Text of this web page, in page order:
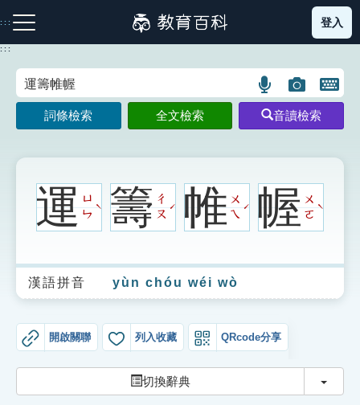
到
主
:::
注音索引圖示 筆畫索引圖示 部首索引表圖示
生字詞彙表
成語故事
索引選單
登入
:::
語
言
搜
示
圖
片
搜
示
開
鍵
圖
詞條檢索 全文檢索 音讀檢索
運ㄩ
ㄣ
ˋ 籌ㄔ
ㄡ
ˊ 帷ㄨ
ㄟ
ˊ 幄ㄨ
ㄛ
ˋ
漢語拼音 yùn chóu wéi wò
開啟關聯 列入收藏 QRcode分享
切換辭典 切換